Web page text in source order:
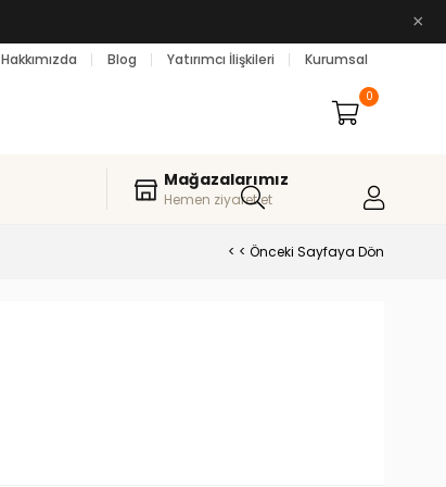
×
Hakkımızda Blog Yatırımcı İlişkileri Kurumsal
0
Mağazalarımız
Hemen ziyaret et
< < Önceki Sayfaya Dön